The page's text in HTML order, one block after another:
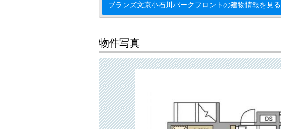
ブランズ文京小石川パークフロントの建物情報を見る
物件写真